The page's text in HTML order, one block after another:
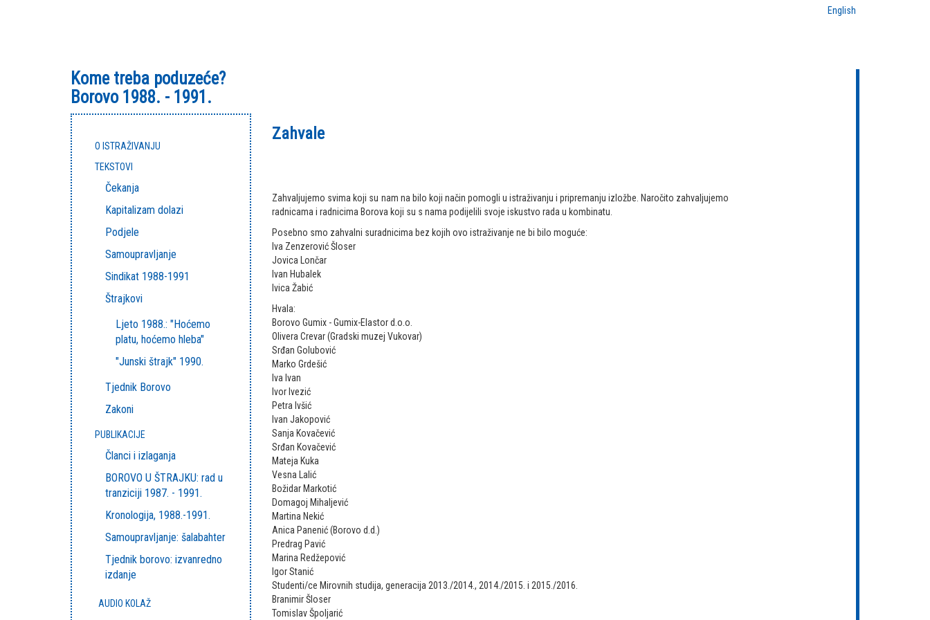
English
Kome treba poduzeće?
Borovo 1988. - 1991.
O ISTRAŽIVANJU
TEKSTOVI
Čekanja
Kapitalizam dolazi
Podjele
Samoupravljanje
Sindikat 1988-1991
Štrajkovi
Ljeto 1988.: "Hoćemo
platu, hoćemo hleba"
"Junski štrajk" 1990.
Tjednik Borovo
Zakoni
PUBLIKACIJE
Članci i izlaganja
BOROVO U ŠTRAJKU: rad u
tranziciji 1987. - 1991.
Kronologija, 1988.-1991.
Samoupravljanje: šalabahter
Tjednik borovo: izvanredno
izdanje
AUDIO KOLAŽ
Zahvale
Zahvaljujemo svima koji su nam na bilo koji način pomogli u istraživanju i pripremanju izložbe. Naročito zahvaljujemo
radnicama i radnicima Borova koji su s nama podijelili svoje iskustvo rada u kombinatu.
Posebno smo zahvalni suradnicima bez kojih ovo istraživanje ne bi bilo moguće:
Iva Zenzerović Šloser
Jovica Lončar
Ivan Hubalek
Ivica Žabić
Hvala:
Borovo Gumix - Gumix-Elastor d.o.o.
Olivera Crevar (Gradski muzej Vukovar)
Srđan Golubović
Marko Grdešić
Iva Ivan
Ivor Ivezić
Petra Ivšić
Ivan Jakopović
Sanja Kovačević
Srđan Kovačević
Mateja Kuka
Vesna Lalić
Božidar Markotić
Domagoj Mihaljević
Martina Nekić
Anica Panenić (Borovo d.d.)
Predrag Pavić
Marina Redžepović
Igor Stanić
Studenti/ce Mirovnih studija, generacija 2013./2014., 2014./2015. i 2015./2016.
Branimir Šloser
Tomislav Špoljarić